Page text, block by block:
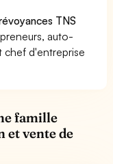
TNS
auto-
chef d'entreprise
famille
et vente de